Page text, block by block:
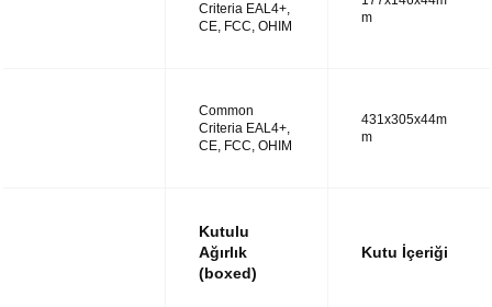
Criteria EAL4+,
CE, FCC, OHIM
m
Common
Criteria EAL4+,
CE, FCC, OHIM
431x305x44m
m
Kutulu
Ağırlık
(boxed)
Kutu İçeriği